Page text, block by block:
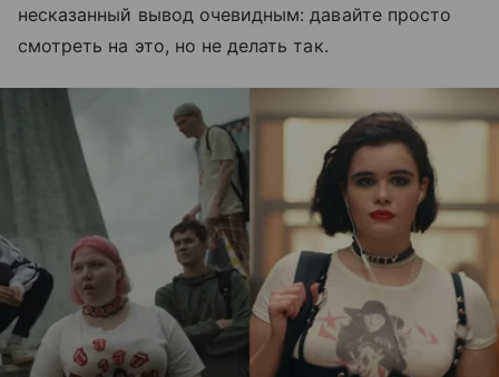
несказанный вывод очевидным: давайте просто
смотреть на это, но не делать так.